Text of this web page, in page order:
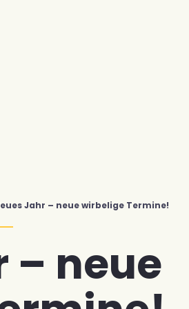
Jahr – neue wirbelige Termine!
– neue